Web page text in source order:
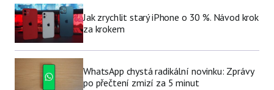
Jak zrychlit starý iPhone o 30 %. Návod krok
za krokem
WhatsApp chystá radikální novinku: Zprávy
po přečtení zmizí za 5 minut